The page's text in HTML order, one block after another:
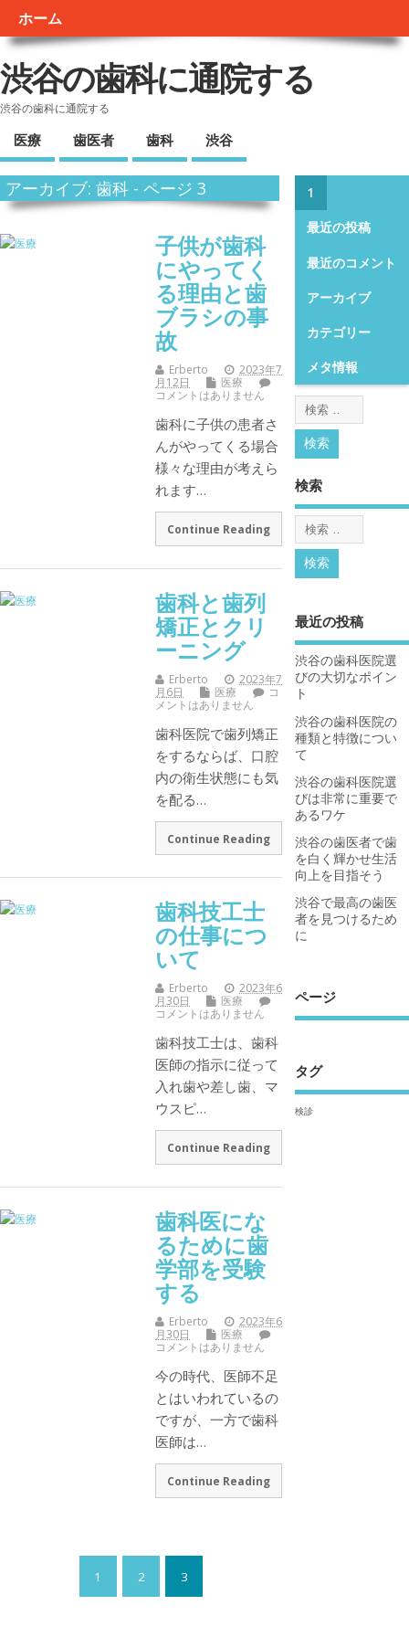
ホーム
渋谷の歯科に通院する
渋谷の歯科に通院する
医療 歯医者 歯科 渋谷
アーカイブ: 歯科 - ページ 3
子供が歯科
にやってく
る理由と歯
ブラシの事
故
Erberto
2023年7
月12日
医療
コメントはありません
歯科に子供の患者さ
んがやってくる場合
様々な理由が考えら
れます…
Continue Reading
歯科と歯列
矯正とクリ
ーニング
Erberto
2023年7
月6日
医療
コ
メントはありません
歯科医院で歯列矯正
をするならば、口腔
内の衛生状態にも気
を配る…
Continue Reading
歯科技工士
の仕事につ
いて
Erberto
2023年6
月30日
医療
コメントはありません
歯科技工士は、歯科
医師の指示に従って
入れ歯や差し歯、マ
ウスピ…
Continue Reading
歯科医にな
るために歯
学部を受験
する
Erberto
2023年6
月30日
医療
コメントはありません
今の時代、医師不足
とはいわれているの
ですが、一方で歯科
医師は…
Continue Reading
1 2 3
1
最近の投稿
最近のコメント
アーカイブ
カテゴリー
メタ情報
検索
最近の投稿
渋谷の歯科医院選
びの大切なポイン
ト
渋谷の歯科医院の
種類と特徴につい
て
渋谷の歯科医院選
びは非常に重要で
あるワケ
渋谷の歯医者で歯
を白く輝かせ生活
向上を目指そう
渋谷で最高の歯医
者を見つけるため
に
ページ
タグ
検診